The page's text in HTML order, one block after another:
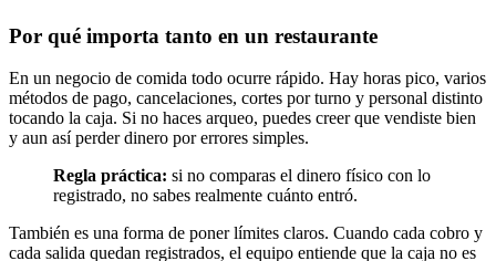
Por qué importa tanto en un restaurante
En un negocio de comida todo ocurre rápido. Hay horas pico, varios
métodos de pago, cancelaciones, cortes por turno y personal distinto
tocando la caja. Si no haces arqueo, puedes creer que vendiste bien
y aun así perder dinero por errores simples.
Regla práctica: si no comparas el dinero físico con lo
registrado, no sabes realmente cuánto entró.
También es una forma de poner límites claros. Cuando cada cobro y
cada salida quedan registrados, el equipo entiende que la caja no es